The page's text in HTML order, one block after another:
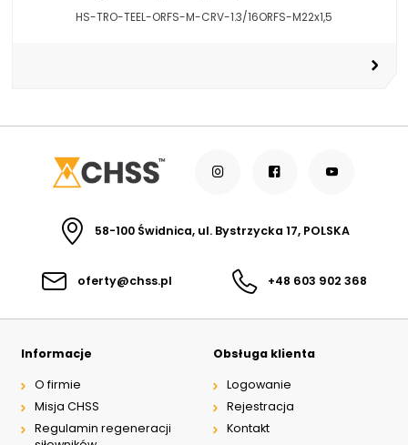
HS-TRO-TEEL-ORFS-M-CRV-1.3/16ORFS-M22x1,5
58-100 Świdnica, ul. Bystrzycka 17, POLSKA
oferty@chss.pl +48 603 902 368
Informacje
O firmie
Misja CHSS
Regulamin regeneracji
Obsługa klienta
Logowanie
Rejestracja
Kontakt